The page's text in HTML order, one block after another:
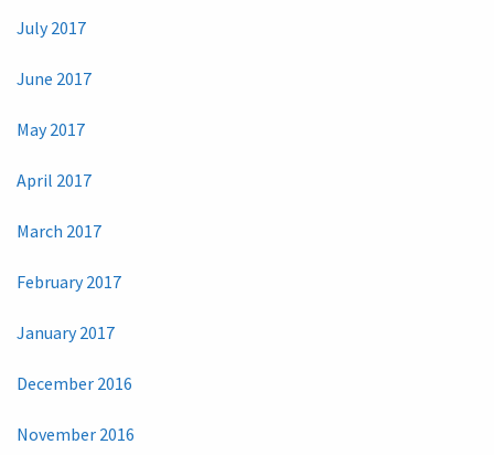
July 2017
June 2017
May 2017
April 2017
March 2017
February 2017
January 2017
December 2016
November 2016